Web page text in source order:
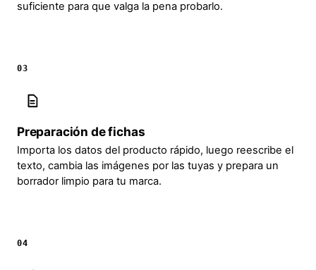
suficiente para que valga la pena probarlo.
03
Preparación de fichas
Importa los datos del producto rápido, luego reescribe el
texto, cambia las imágenes por las tuyas y prepara un
borrador limpio para tu marca.
04